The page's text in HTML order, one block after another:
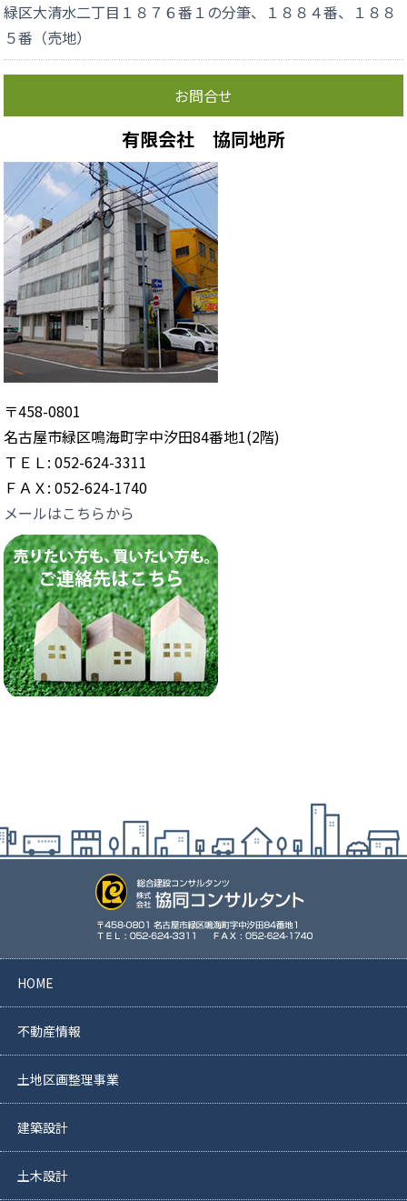
緑区大清水二丁目１８７６番１の分筆、１８８４番、１８８
５番（売地）
お問合せ
有限会社 協同地所
〒458-0801
名古屋市緑区鳴海町字中汐田84番地1(2階)
ＴＥＬ: 052-624-3311
ＦＡＸ: 052-624-1740
メールはこちらから
HOME
不動産情報
土地区画整理事業
建築設計
土木設計